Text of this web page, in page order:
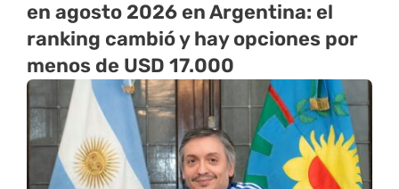
en agosto 2026 en Argentina: el
ranking cambió y hay opciones por
menos de USD 17.000